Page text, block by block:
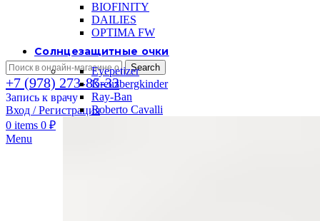
Search
+7 (978) 273-85-33
Запись к врачу
Вход / Регистрация
0 items 0 ₽
Menu
BIOFINITY
DAILIES
OPTIMA FW
Солнцезащитные очки
Eyepetizer
Kreuzbergkinder
Ray-Ban
Roberto Cavalli